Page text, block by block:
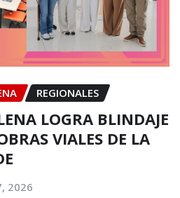
REGIONALES
LOGRA BLINDAJE
VIALES DE LA
2026